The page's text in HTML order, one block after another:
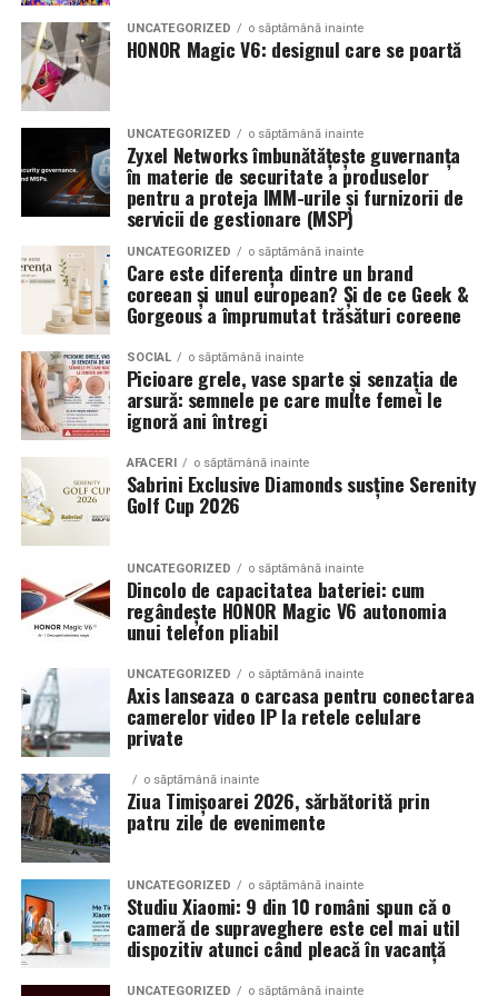
combinând experiența organizatorică cu capacitatea de
a transforma fiecare eveniment într-o amintire
deosebită pentru participanți.
echilibrat, in timp ce o alegere gresita poate strica
proportiile, chiar daca restul masinii este bine realizat.
Anvelopele ca element vizual la show-uri auto
La evenimentele auto din Cluj, anvelopele nu sunt doar
componente functionale, ci si elemente vizuale. Publicul
si fotografii surprind adesea detalii precum modul in
care roata umple aripa, distanta fata de caroserie si
aspectul general al ansamblului roata-janta.
Anvelopele curate, cu dimensiuni corecte si uzura
uniforma, contribuie la imaginea profesionala a unei
masini de show. In multe cazuri, acestea completeaza
jantele si intaresc conceptul ales de proprietar, fie ca
vorbim despre un stil elegant, sportiv sau minimalist.
Echilibrul dintre estetica si utilizare reala
Un aspect specific evenimentelor auto din Cluj este
prezenta multor masini care nu sunt doar proiecte de
show, ci si vehicule utilizate zilnic. Proprietarii acestora
cauta solutii care sa le permita sa participe la
evenimente fara a sacrifica complet confortul sau
siguranta pe drumurile publice.
In acest context, anvelopele alese trebuie sa ofere un
echilibru intre aspect si functionalitate. Multi pasionati
opteaza pentru anvelope care arata bine la show, dar
care pot fi folosite si in conditii reale de trafic,
indiferent de vreme sau sezon.
De ce conteaza tipul de anvelopa la evenimentele din
Cluj
Clujul este un oras in care vremea poate fi imprevizibila,
iar drumurile din imprejurimi includ atat zone urbane,
cat si trasee montane sau colinare. O masina pregatita
UNCATEGORIZED o săptămână inainte
HONOR Magic V6: designul care se poartă
UNCATEGORIZED o săptămână inainte
Zyxel Networks îmbunătățește guvernanța
în materie de securitate a produselor
pentru a proteja IMM-urile și furnizorii de
servicii de gestionare (MSP)
UNCATEGORIZED o săptămână inainte
Care este diferența dintre un brand
coreean și unul european? Și de ce Geek &
Gorgeous a împrumutat trăsături coreene
SOCIAL o săptămână inainte
Picioare grele, vase sparte și senzația de
arsură: semnele pe care multe femei le
ignoră ani întregi
AFACERI o săptămână inainte
Sabrini Exclusive Diamonds susține Serenity
Golf Cup 2026
UNCATEGORIZED o săptămână inainte
Dincolo de capacitatea bateriei: cum
regândește HONOR Magic V6 autonomia
unui telefon pliabil
UNCATEGORIZED o săptămână inainte
Axis lanseaza o carcasa pentru conectarea
camerelor video IP la retele celulare
private
o săptămână inainte
Ziua Timișoarei 2026, sărbătorită prin
patru zile de evenimente
UNCATEGORIZED o săptămână inainte
Studiu Xiaomi: 9 din 10 români spun că o
cameră de supraveghere este cel mai util
dispozitiv atunci când pleacă în vacanță
UNCATEGORIZED o săptămână inainte